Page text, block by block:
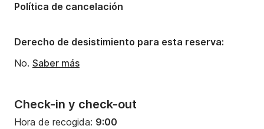
Check-in y check-out
Hora de recogida: 9:00
Política de cancelación
Derecho de desistimiento para esta reserva:
No. Saber más